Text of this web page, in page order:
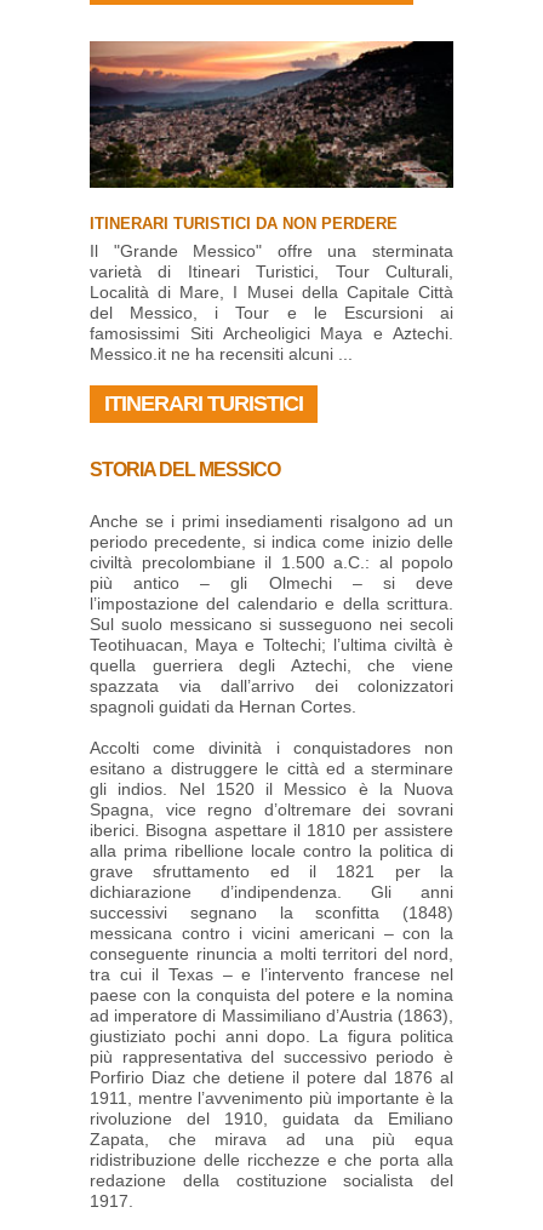
ITINERARI TURISTICI DA NON PERDERE
Il "Grande Messico" offre una sterminata
varietà di Itineari Turistici, Tour Culturali,
Località di Mare, I Musei della Capitale Città
del Messico, i Tour e le Escursioni ai
famosissimi Siti Archeoligici Maya e Aztechi.
Messico.it ne ha recensiti alcuni ...
ITINERARI TURISTICI
STORIA DEL MESSICO
Anche se i primi insediamenti risalgono ad un
periodo precedente, si indica come inizio delle
civiltà precolombiane il 1.500 a.C.: al popolo
più antico – gli Olmechi – si deve
l’impostazione del calendario e della scrittura.
Sul suolo messicano si susseguono nei secoli
Teotihuacan, Maya e Toltechi; l’ultima civiltà è
quella guerriera degli Aztechi, che viene
spazzata via dall’arrivo dei colonizzatori
spagnoli guidati da Hernan Cortes.
Accolti come divinità i conquistadores non
esitano a distruggere le città ed a sterminare
gli indios. Nel 1520 il Messico è la Nuova
Spagna, vice regno d’oltremare dei sovrani
iberici. Bisogna aspettare il 1810 per assistere
alla prima ribellione locale contro la politica di
grave sfruttamento ed il 1821 per la
dichiarazione d’indipendenza. Gli anni
successivi segnano la sconfitta (1848)
messicana contro i vicini americani – con la
conseguente rinuncia a molti territori del nord,
tra cui il Texas – e l’intervento francese nel
paese con la conquista del potere e la nomina
ad imperatore di Massimiliano d’Austria (1863),
giustiziato pochi anni dopo. La figura politica
più rappresentativa del successivo periodo è
Porfirio Diaz che detiene il potere dal 1876 al
1911, mentre l’avvenimento più importante è la
rivoluzione del 1910, guidata da Emiliano
Zapata, che mirava ad una più equa
ridistribuzione delle ricchezze e che porta alla
redazione della costituzione socialista del
1917.